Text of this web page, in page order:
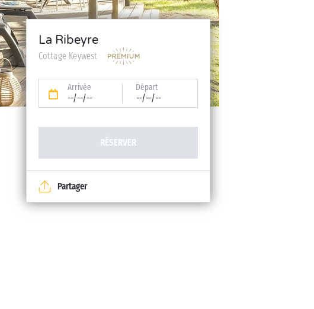
La Ribeyre
Cottage Keywest
Arrivée
--/--/--
Départ
--/--/--
RÉSERVER
Partager